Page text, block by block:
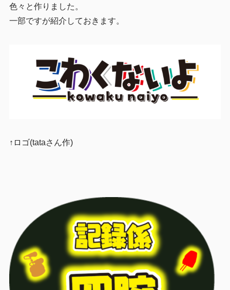
色々と作りました。
一部ですが紹介しておきます。
↑ロゴ(tataさん作)